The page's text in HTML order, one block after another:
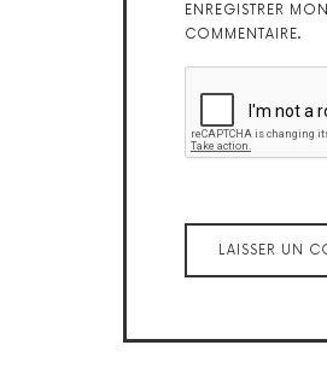
ENREGISTRER
COMMENTAIRE.